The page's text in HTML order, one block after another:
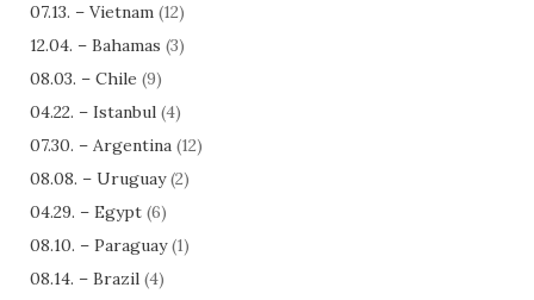
07.13. – Vietnam (12)
12.04. – Bahamas (3)
08.03. – Chile (9)
04.22. – Istanbul (4)
07.30. – Argentina (12)
08.08. – Uruguay(2)
04.29. – Egypt (6)
08.10. – Paraguay(1)
08.14. – Brazil (4)